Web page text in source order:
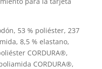
53 % poliéster, 237
8,5 % elastano,
CORDURA®,
CORDURA®,